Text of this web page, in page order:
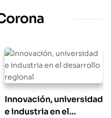
Innovación, universidad
e industria en el